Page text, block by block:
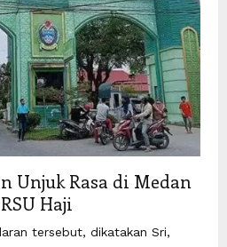
Unjuk Rasa di Medan
Haji
tersebut, dikatakan Sri,